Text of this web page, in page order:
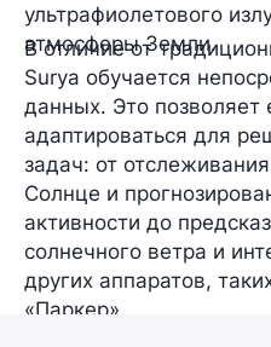
ультрафиолетового
атмосферы Земли.
В отличие от
Surya обучается
данных. Это позволяет
адаптироваться для
задач: от
Солнце и
активности до
солнечного ветра и
других аппаратов,
«Паркер».